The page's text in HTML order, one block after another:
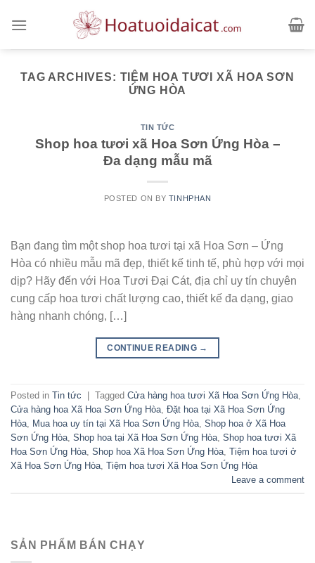
TAG ARCHIVES: TIỆM HOA TƯƠI XÃ HOA SƠN
ỨNG HÒA
TIN TỨC
Shop hoa tươi xã Hoa Sơn Ứng Hòa –
Đa dạng mẫu mã
POSTED ON BY TINHPHAN
Bạn đang tìm một shop hoa tươi tại xã Hoa Sơn – Ứng
Hòa có nhiều mẫu mã đẹp, thiết kế tinh tế, phù hợp với mọi
dịp? Hãy đến với Hoa Tươi Đại Cát, địa chỉ uy tín chuyên
cung cấp hoa tươi chất lượng cao, thiết kế đa dạng, giao
hàng nhanh chóng, […]
CONTINUE READING →
Posted in Tin tức Tagged Cửa hàng hoa tươi Xã Hoa Sơn Ứng Hòa
Cửa hàng hoa Xã Hoa Sơn Ứng Hòa Đặt hoa tại Xã Hoa Sơn Ứng
Hòa
Mua hoa uy tín tại Xã Hoa Sơn Ứng Hòa Shop hoa ở Xã Hoa
Sơn Ứng Hòa Shop hoa tại Xã Hoa Sơn Ứng Hòa Shop hoa tươi Xã
Hoa Sơn Ứng Hòa Shop hoa Xã Hoa Sơn Ứng Hòa Tiệm hoa tươi ở
Xã Hoa Sơn Ứng Hòa Tiệm hoa tươi Xã Hoa Sơn Ứng Hòa
Leave a comment
SẢN PHẨM BÁN CHẠY